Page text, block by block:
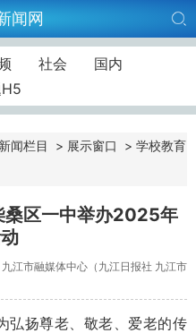
闻网
社会
国内
新闻栏目 > 展示窗口 > 学校教育
区一中举办2025年
江市融媒体中心（九江日报社 九江市
弘扬尊老、敬老、爱老的传